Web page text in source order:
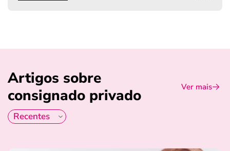
Artigos sobre
consignado privado
Ver mais